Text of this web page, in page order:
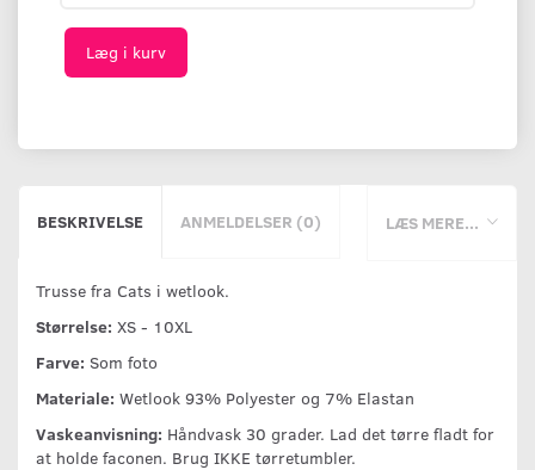
Læg i kurv
LÆS MERE...
BESKRIVELSE ANMELDELSER (0)
Trusse fra Cats i wetlook.
Størrelse: XS - 10XL
Farve: Som foto
Materiale: Wetlook 93% Polyester og 7% Elastan
Vaskeanvisning: Håndvask 30 grader. Lad det tørre fladt for
at holde faconen. Brug IKKE tørretumbler.